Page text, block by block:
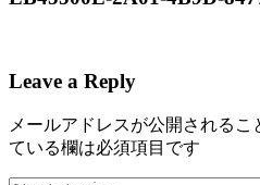
Leave a Reply
メールアドレスが公開されるこ
ている欄は必須項目です